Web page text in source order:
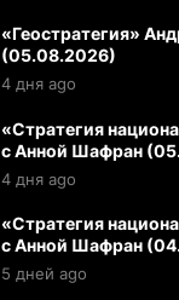
«Геостратегия»
(05.08.2026)
4 дня ago
«Стратегия
с Анной Шафран
4 дня ago
«Стратегия
с Анной Шафран
5 дней ago